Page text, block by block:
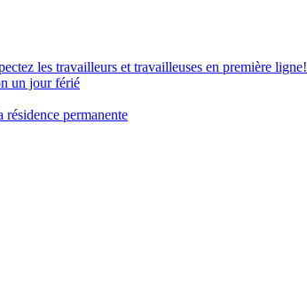
les travailleurs et travailleuses en première ligne!
un jour férié
permanente